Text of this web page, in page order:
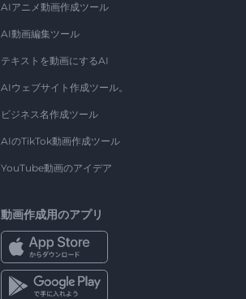
AIアニメ動画作成ツール
AI動画編集ツール
テキストを動画にするAI
AIウェブサイト作成ツール。
ビジネス名作成ツール
AIのTikTok動画作成ツール
YouTube動画のアイデア
動画作成用のアプリ